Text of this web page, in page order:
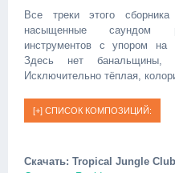
Все треки этого
насыщенные саундом
инструментов с упором
Здесь нет банальщины,
Исключительно тёплая,
Скачать: Tropical Jungle